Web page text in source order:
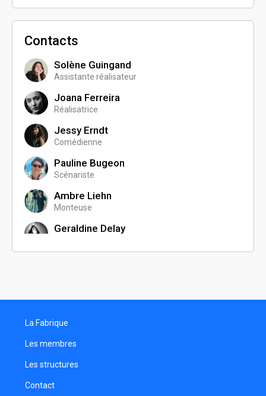
Contacts
Solène Guingand
Assistante réalisateur
Joana Ferreira
Réalisatrice
Jessy Erndt
Comédienne
Pauline Bugeon
Scénariste
Ambre Liehn
Monteuse
Geraldine Delay
La Fabrique
Les membres
Les structures
Contact